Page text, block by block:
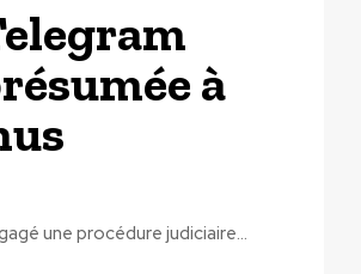
à
une procédure judiciaire...